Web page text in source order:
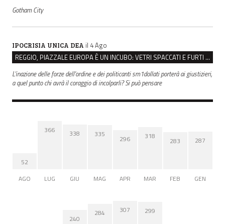
Gotham City
IPOCRISIA UNICA DEA il 4 Ago
REGGIO, PIAZZALE EUROPA È UN INCUBO: VETRI SPACCATI E FURTI SULLE AUTO IN SOSTA
L'inazione delle forze dell'ordine e dei politicanti sm1dollati porterà ai giustizieri,
a quel punto chi avrà il coraggio di incolparli? Si può pensare
52
AGO
366
LUG
338
GIU
335
MAG
296
APR
318
MAR
283
FEB
287
GEN
240
284 307 299